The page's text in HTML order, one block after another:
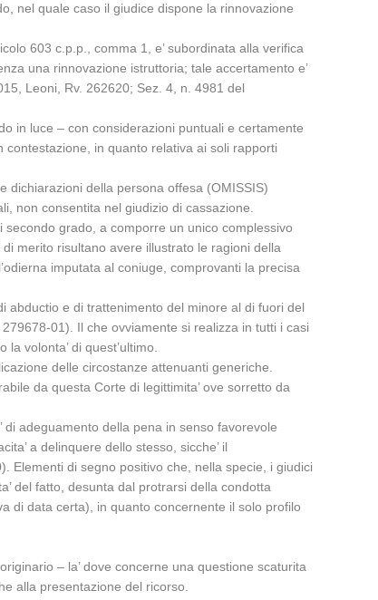
nel quale caso il giudice dispone la rinnovazione
603 c.p.p., comma 1, e’ subordinata alla verifica
una rinnovazione istruttoria; tale accertamento e’
Leoni, Rv. 262620; Sez. 4, n. 4981 del
in luce – con considerazioni puntuali e certamente
contestazione, in quanto relativa ai soli rapporti
dichiarazioni della persona offesa (OMISSIS)
non consentita nel giudizio di cassazione.
grado, a comporre un unico complessivo
merito risultano avere illustrato le ragioni della
imputata al coniuge, comprovanti la precisa
abductio e di trattenimento del minore al di fuori del
01). Il che ovviamente si realizza in tutti i casi
volonta’ di quest’ultimo.
delle circostanze attenuanti generiche.
da questa Corte di legittimita’ ove sorretto da
di adeguamento della pena in senso favorevole
a delinquere dello stesso, sicche’ il
Elementi di segno positivo che, nella specie, i giudici
del fatto, desunta dal protrarsi della condotta
di data certa), in quanto concernente il solo profilo
– la’ dove concerne una questione scaturita
alla presentazione del ricorso.